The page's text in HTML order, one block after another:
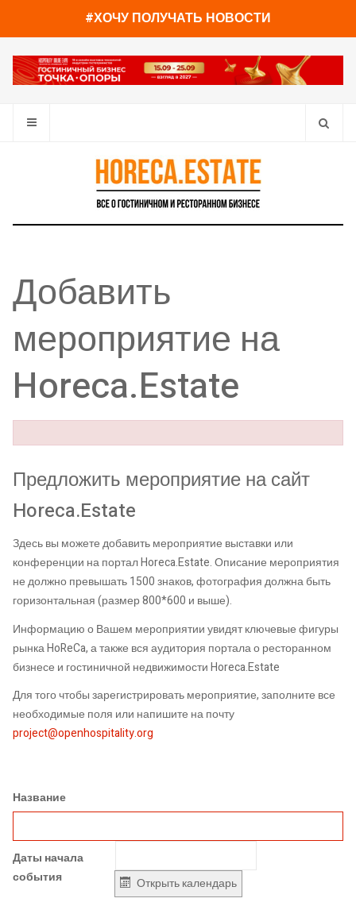
#ХОЧУ ПОЛУЧАТЬ НОВОСТИ
Добавить
мероприятие на
Horeca.Estate
Предложить мероприятие на сайт
Horeca.Estate
Здесь вы можете добавить мероприятие выставки или
конференции на портал Horeca.Estate. Описание мероприятия
не должно превышать 1500 знаков, фотография должна быть
горизонтальная (размер 800*600 и выше).
Информацию о Вашем мероприятии увидят ключевые фигуры
рынка HoReCa, а также вся аудитория портала о ресторанном
бизнесе и гостиничной недвижимости Horeca.Estate
Для того чтобы зарегистрировать мероприятие, заполните все
необходимые поля или напишите на почту
project@openhospitality.org
Название
Даты начала
события
Открыть календарь